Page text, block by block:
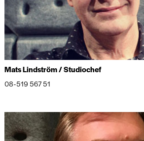
Mats Lindström / Studiochef
08-519 567 51